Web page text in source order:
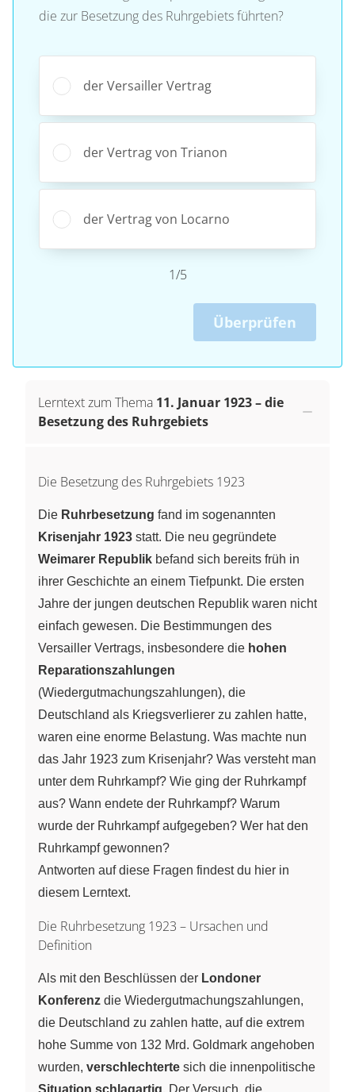
die zur Besetzung des Ruhrgebiets führten?
der Versailler Vertrag
der Vertrag von Trianon
der Vertrag von Locarno
1/5
Überprüfen
Lerntext zum Thema 11. Januar 1923 – die
Besetzung des Ruhrgebiets
Die Besetzung des Ruhrgebiets 1923
Die Ruhrbesetzung fand im sogenannten
Krisenjahr 1923 statt. Die neu gegründete
Weimarer Republik befand sich bereits früh in
ihrer Geschichte an einem Tiefpunkt. Die ersten
Jahre der jungen deutschen Republik waren nicht
einfach gewesen. Die Bestimmungen des
Versailler Vertrags, insbesondere die hohen
Reparationszahlungen
(Wiedergutmachungszahlungen), die
Deutschland als Kriegsverlierer zu zahlen hatte,
waren eine enorme Belastung. Was machte nun
das Jahr 1923 zum Krisenjahr? Was versteht man
unter dem Ruhrkampf? Wie ging der Ruhrkampf
aus? Wann endete der Ruhrkampf? Warum
wurde der Ruhrkampf aufgegeben? Wer hat den
Ruhrkampf gewonnen?
Antworten auf diese Fragen findest du hier in
diesem Lerntext.
Die Ruhrbesetzung 1923 – Ursachen und
Definition
Als mit den Beschlüssen der Londoner
Konferenz die Wiedergutmachungszahlungen,
die Deutschland zu zahlen hatte, auf die extrem
hohe Summe von 132 Mrd. Goldmark angehoben
wurden, verschlechterte sich die innenpolitische
Situation schlagartig. Der Versuch, die